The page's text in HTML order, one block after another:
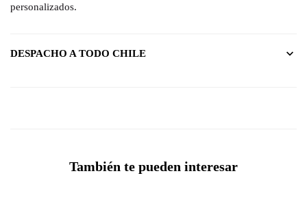
personalizados.
DESPACHO A TODO CHILE
También te pueden interesar